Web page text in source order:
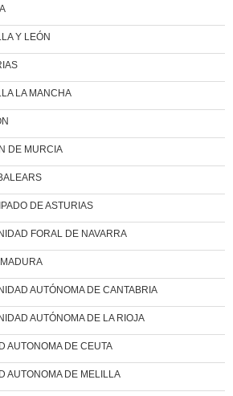
Y LEÓN
LA MANCHA
DE MURCIA
DE ASTURIAS
FORAL DE NAVARRA
AUTÓNOMA DE CANTABRIA
AUTÓNOMA DE LA RIOJA
AUTONOMA DE CEUTA
AUTONOMA DE MELILLA